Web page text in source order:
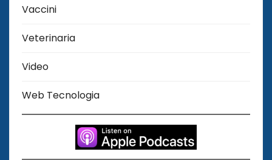
Vaccini
Veterinaria
Video
Web Tecnologia